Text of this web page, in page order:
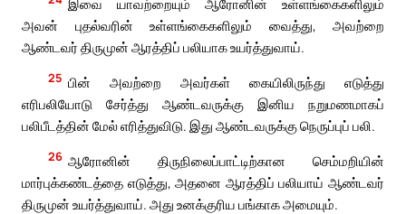
இவை யாவற்றையும் ஆரோனின் உள்ளங்கைகளிலும்
அவன் புதல்வரின் உள்ளங்கைகளிலும் வைத்து, அவற்றை
ஆண்டவர் திருமுன் ஆரத்திப் பலியாக உயர்த்துவாய்.
25 பின் அவற்றை அவர்கள் கையிலிருந்து எடுத்து
எரிபலியோடு சேர்த்து ஆண்டவருக்கு இனிய நறுமணமாகப்
பலிபீடத்தின் மேல் எரித்துவிடு. இது ஆண்டவருக்கு நெருப்புப் பலி.
26 ஆரோனின் திருநிலைப்பாட்டிற்கான செம்மறியின்
மார்புக்கண்டத்தை எடுத்து, அதனை ஆரத்திப் பலியாய் ஆண்டவர்
திருமுன் உயர்த்துவாய். அது உனக்குரிய பங்காக அமையும்.